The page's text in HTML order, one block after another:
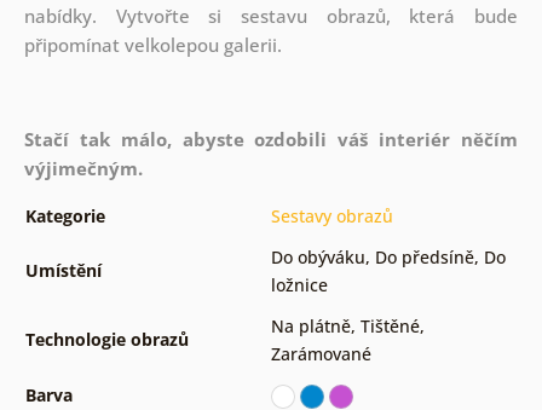
nabídky. Vytvořte si sestavu obrazů, která bude
připomínat velkolepou galerii.
Stačí tak málo, abyste ozdobili váš interiér něčím
výjimečným.
Kategorie Sestavy obrazů
Umístění
Do obýváku, Do předsíně, Do
ložnice
Technologie obrazů
Na plátně, Tištěné,
Zarámované
Barva